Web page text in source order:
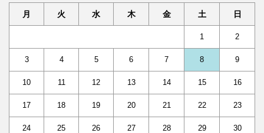
月 火 水 木 金 土 日
1 2
3 4 5 6 7 8 9
10 11 12 13 14 15 16
17 18 19 20 21 22 23
24 25 26 27 28 29 30